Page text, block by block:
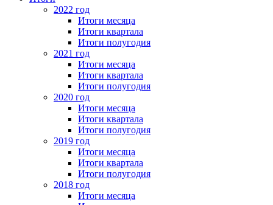
2022 год
Итоги месяца
Итоги квартала
Итоги полугодия
2021 год
Итоги месяца
Итоги квартала
Итоги полугодия
2020 год
Итоги месяца
Итоги квартала
Итоги полугодия
2019 год
Итоги месяца
Итоги квартала
Итоги полугодия
2018 год
Итоги месяца